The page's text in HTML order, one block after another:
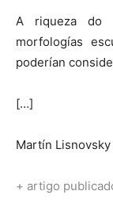
A riqueza do
morfologías
poderían
[…]
Martín Lisnovsky
+ artigo